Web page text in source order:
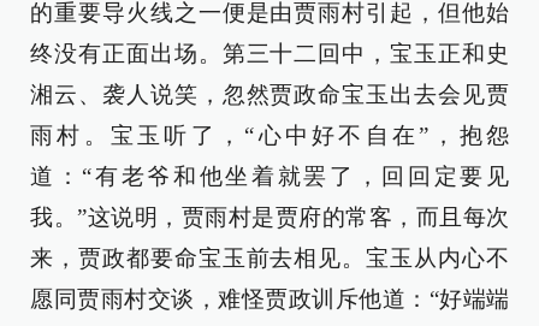
的重要导火线之一便是由贾雨村引起，但他始
终没有正面出场。第三十二回中，宝玉正和史
湘云、袭人说笑，忽然贾政命宝玉出去会见贾
雨村。宝玉听了，“心中好不自在”，抱怨
道：“有老爷和他坐着就罢了，回回定要见
我。”这说明，贾雨村是贾府的常客，而且每次
来，贾政都要命宝玉前去相见。宝玉从内心不
愿同贾雨村交谈，难怪贾政训斥他道：“好端端